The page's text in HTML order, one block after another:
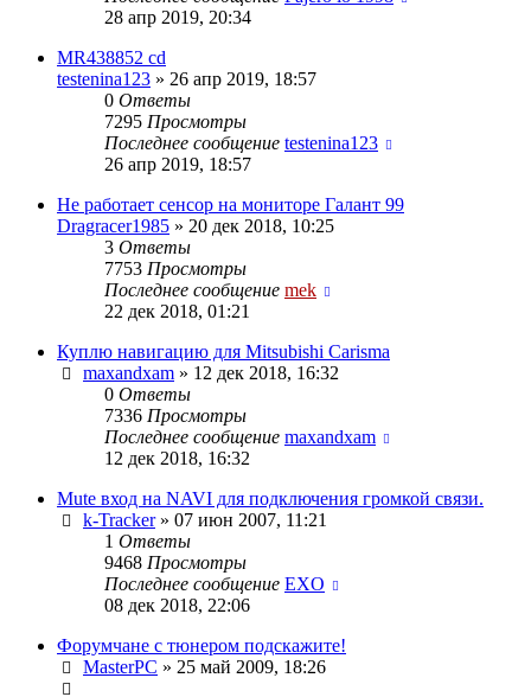
28 апр 2019, 20:34
MR438852 cd
testenina123 » 26 апр 2019, 18:57
0 Ответы
7295 Просмотры
Последнее сообщение testenina123
26 апр 2019, 18:57
Не работает сенсор на мониторе Галант 99
Dragracer1985 » 20 дек 2018, 10:25
3 Ответы
7753 Просмотры
Последнее сообщение mek
22 дек 2018, 01:21
Куплю навигацию для Mitsubishi Carisma
maxandxam » 12 дек 2018, 16:32
0 Ответы
7336 Просмотры
Последнее сообщение maxandxam
12 дек 2018, 16:32
Mute вход на NAVI для подключения громкой связи.
k-Tracker» 07 июн 2007, 11:21
1 Ответы
9468 Просмотры
Последнее сообщение EXO
08 дек 2018, 22:06
Форумчане с тюнером подскажите!
MasterPC » 25 май 2009, 18:26